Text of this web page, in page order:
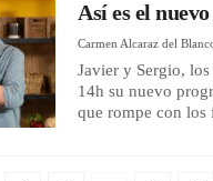
Así es el
Carmen Alcaraz del
Javier y Sergio,
14h su nuevo
que rompe con los